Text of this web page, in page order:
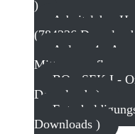
)
Arbeitslehre
(784336
Anlage 4 -
BO - SEK I -
Downloads )
Downloads )